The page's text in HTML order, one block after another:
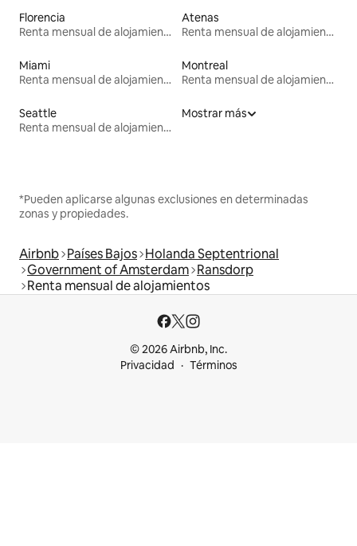
Florencia
Renta mensual de alojamientos
Atenas
Renta mensual de alojamientos
Miami
Renta mensual de alojamientos
Montreal
Renta mensual de alojamientos
Seattle
Renta mensual de alojamientos
Mostrar más
*Pueden aplicarse algunas exclusiones en determinadas
zonas y propiedades.
Airbnb Países Bajos Holanda Septentrional
Government of Amsterdam Ransdorp
Renta mensual de alojamientos
© 2026 Airbnb, Inc.
Privacidad
Términos